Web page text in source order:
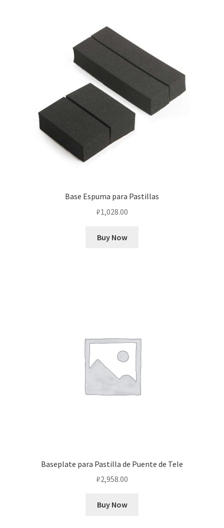
Base Espuma para Pastillas
₽1,028.00
Buy Now
Baseplate para Pastilla de Puente de Tele
₽2,958.00
Buy Now